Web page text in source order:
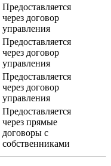
Предоставляется
через договор
управления
Предоставляется
через договор
управления
Предоставляется
через договор
управления
Предоставляется
через прямые
договоры с
собственниками